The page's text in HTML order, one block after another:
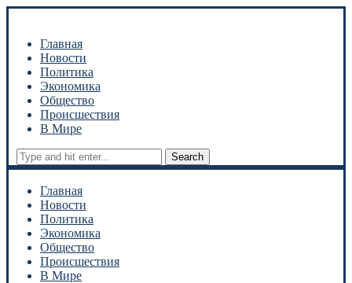
Главная
Новости
Политика
Экономика
Общество
Происшествия
В Мире
Search
Главная
Новости
Политика
Экономика
Общество
Происшествия
В Мире